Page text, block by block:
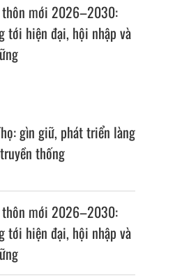
thôn mới 2026–2030:
tới hiện đại, hội nhập và
gìn giữ, phát triển làng
thống
thôn mới 2026–2030:
tới hiện đại, hội nhập và